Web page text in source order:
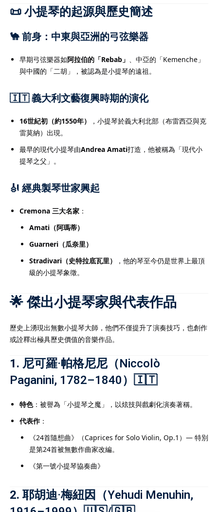
質而專業的教育支援。
有多年教學經驗，深入
各類公開考試的課程要
習老師，就是為孩子選
夥伴。補習老師不僅傳
下穩固基礎。立即了解
成績與應試能力的重要
術寫作與時間管理技
學生可針對個人弱項進
答題技巧與考試策略，
IB導師熟悉課程結
在數學、經濟、物理、
的IB補習成功提升至6
讀頂尖大學的機會。
服務，是實現IB高分與
生在香港中學文憑考試
出的重要方式。由於
到瓶頸。透過專業的
針對個別學生弱項提供
應試技巧、提升理解能
無論是數學、中文、英
習方案。透過系統化的
有效鞏固基礎、掌握重
📜 小提琴的起源與歷史簡述
🐪 前身：中東與亞洲的弓弦樂器
早期弓弦樂器如阿拉伯的「Rebab」 、中亞的「Kemenche」
與中國的「二胡」，被認為是小提琴的遠祖。
🇮🇹 義大利文藝復興時期的演化
16世紀初（約1550年）
，小提琴於義大利北部（布雷西亞與克
雷莫納）出現。
最早的現代小提琴由Andrea Amati打造，他被稱為「現代小
提琴之父」。
🎻 經典製琴世家興起
Cremona 三大名家 ：
Amati（阿瑪蒂）
Guarneri（瓜奈里）
Stradivari（史特拉底瓦里）
，他的琴至今仍是世界上最頂
級的小提琴象徵。
🌟 傑出小提琴家與代表作品
歷史上湧現出無數小提琴大師，他們不僅提升了演奏技巧，也創作
或詮釋出極具歷史價值的音樂作品。
1. 尼可羅·帕格尼尼（Niccolò
Paganini, 1782–1840）🇮🇹
特色：被譽為「小提琴之魔」，以炫技與戲劇化演奏著稱。
代表作：
《24首隨想曲》（Caprices for Solo Violin, Op.1）— 特別
是第24首被無數作曲家改編。
《第一號小提琴協奏曲》
2.耶胡迪·梅紐因（Yehudi Menuhin,